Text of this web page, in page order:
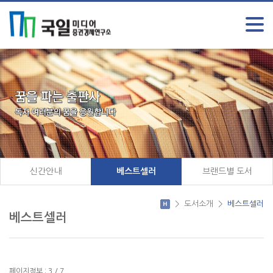
신간안내 베스트셀러 브랜드별 도서
베스트셀러
> 도서소개 > 베스트셀러
페이지정보 : 3 / 7